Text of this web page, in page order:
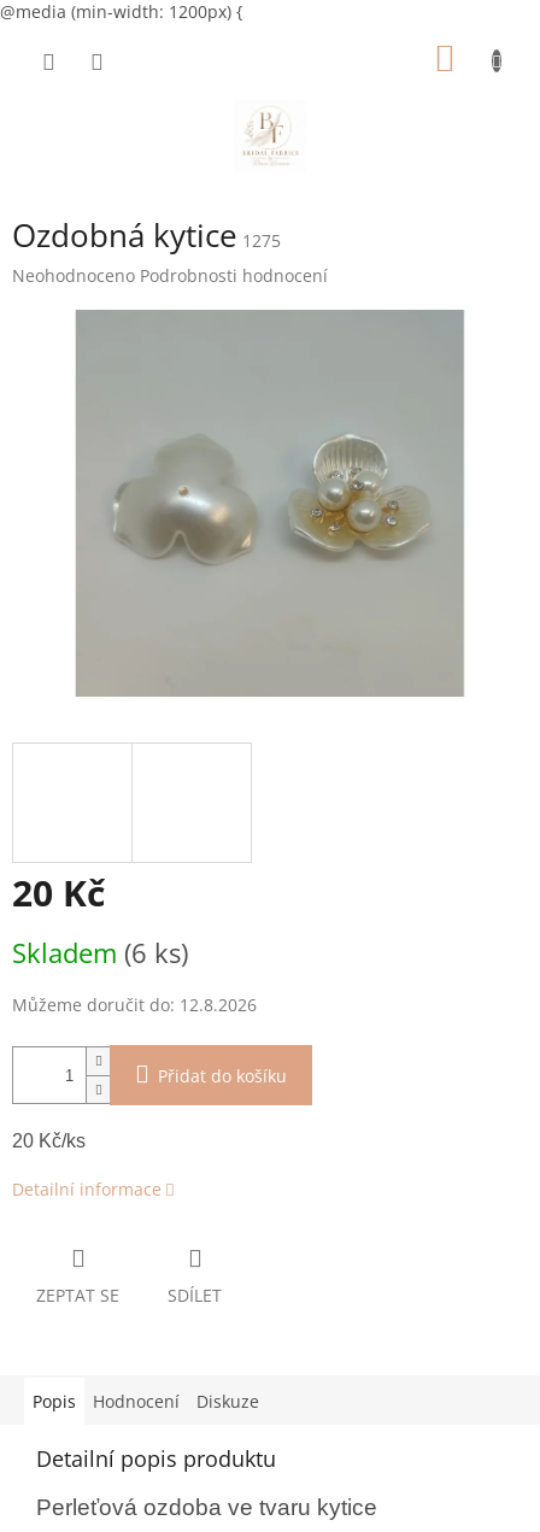
@media (min-width: 1200px) {
Ozdobná kytice 1275
Průměrné
Neohodnoceno Podrobnosti hodnocení
20 Kč
cena:
Skladem (6 ks)
Můžeme doručit do: 12.8.2026
Přidat do košíku
20 Kč/ks
Detailní informace
ZEPTAT SE SDÍLET
Popis Hodnocení Diskuze
Detailní popis produktu
Perleťová ozdoba ve tvaru kytice